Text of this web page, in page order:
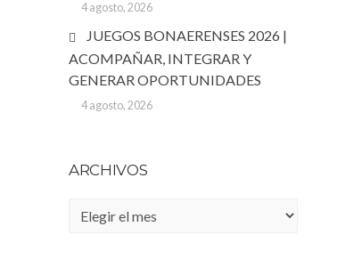
4 agosto, 2026
JUEGOS BONAERENSES 2026 |
ACOMPAÑAR, INTEGRAR Y
GENERAR OPORTUNIDADES
4 agosto, 2026
ARCHIVOS
Archivos